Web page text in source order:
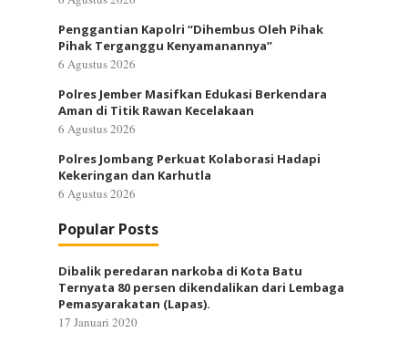
Penggantian Kapolri “Dihembus Oleh Pihak
Pihak Terganggu Kenyamanannya”
6 Agustus 2026
Polres Jember Masifkan Edukasi Berkendara
Aman di Titik Rawan Kecelakaan
6 Agustus 2026
Polres Jombang Perkuat Kolaborasi Hadapi
Kekeringan dan Karhutla
6 Agustus 2026
Popular Posts
Dibalik peredaran narkoba di Kota Batu
Ternyata 80 persen dikendalikan dari Lembaga
Pemasyarakatan (Lapas).
17 Januari 2020